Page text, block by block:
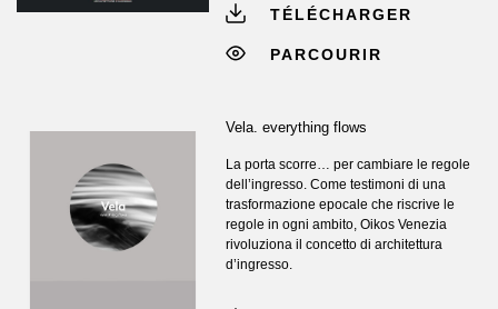
TÉLÉCHARGER
PARCOURIR
Vela. everything flows
La porta scorre… per cambiare le regole
dell’ingresso. Come testimoni di una
trasformazione epocale che riscrive le
regole in ogni ambito, Oikos Venezia
rivoluziona il concetto di architettura
d’ingresso.